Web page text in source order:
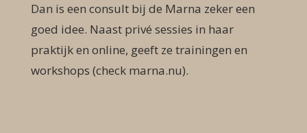
Dan is een consult bij de Marna zeker een
goed idee. Naast privé sessies in haar
praktijk en online, geeft ze trainingen en
workshops (check marna.nu).